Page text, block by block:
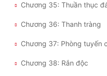
Chương 35: Thuần thục
Chương 36: Thanh tràng
Chương 37: Phòng tuyến
Chương 38: Rắn độc